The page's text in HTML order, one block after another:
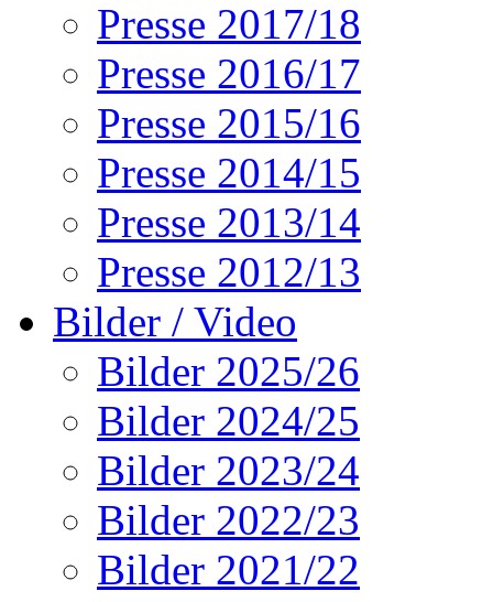
Presse 2017/18
Presse 2016/17
Presse 2015/16
Presse 2014/15
Presse 2013/14
Presse 2012/13
Bilder / Video
Bilder 2025/26
Bilder 2024/25
Bilder 2023/24
Bilder 2022/23
Bilder 2021/22